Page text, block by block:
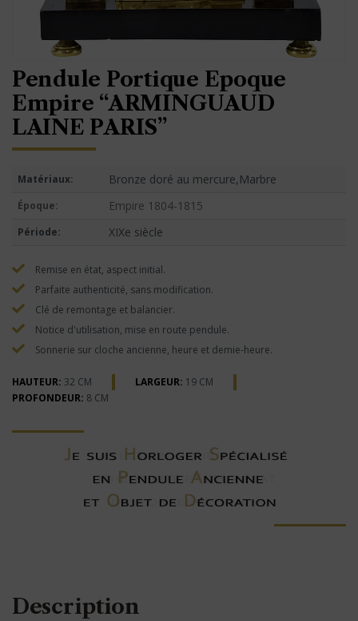
Pendule Portique Epoque
Empire “ARMINGUAUD
LAINE PARIS”
Matériaux: Bronze doré au mercure,Marbre
Époque: Empire 1804-1815
Période: XIXe siècle
Remise en état, aspect initial.
Parfaite authenticité, sans modification.
Clé de remontage et balancier.
Notice d'utilisation, mise en route pendule.
Sonnerie sur cloche ancienne, heure et demie-heure.
HAUTEUR: 32 CM LARGEUR: 19 CM
PROFONDEUR: 8 CM
Description